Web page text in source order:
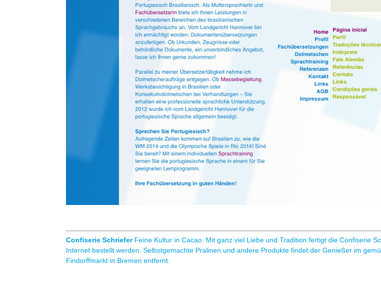
Confiserie SchrieferFeine Kultur in Cacao. Mit ganz viel Liebe und Tradition fertigt die Confiserie
Internet bestellt werden. Selbstgemachte Pralinen und andere Produkte findet der Genießer im
Findorffmarkt in Bremen entfernt.